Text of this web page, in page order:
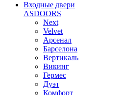
Входные двери
ASDOORS
Next
Velvet
Арсенал
Барселона
Вертикаль
Викинг
Гермес
Дуэт
Комфорт